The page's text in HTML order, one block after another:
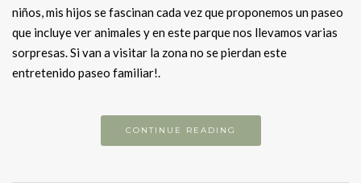
niños, mis hijos se fascinan cada vez que proponemos un paseo
que incluye ver animales y en este parque nos llevamos varias
sorpresas. Si van a visitar la zona no se pierdan este
entretenido paseo familiar!.
CONTINUE READING